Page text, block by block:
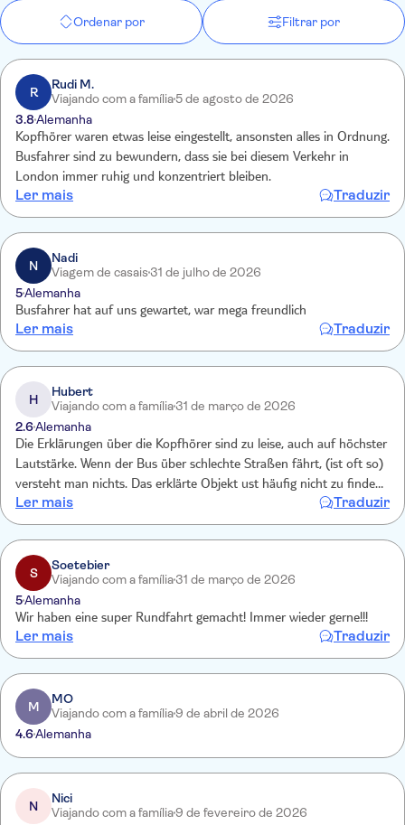
Ordenar por Filtrar por
R
Rudi M.
Viajando com a família5 de agosto de 2026
3.8Alemanha
Kopfhörer waren etwas leise eingestellt, ansonsten alles in Ordnung.
Busfahrer sind zu bewundern, dass sie bei diesem Verkehr in
London immer ruhig und konzentriert bleiben.
Ler mais Traduzir
N
Nadi
Viagem de casais31 de julho de 2026
5Alemanha
Busfahrer hat auf uns gewartet, war mega freundlich
Ler mais Traduzir
H
Hubert
Viajando com a família31 de março de 2026
2.6Alemanha
Die Erklärungen über die Kopfhörer sind zu leise, auch auf höchster
Lautstärke. Wenn der Bus über schlechte Straßen fährt, (ist oft so)
versteht man nichts. Das erklärte Objekt ust häufig nicht zu finden
auf die Schnelle. Inhaltlich war es teilweise langweilig, soweit
verständlich. Der Bus hält nicht an jedem Haltepunkt, nur wenn
"Stoo" gedrückt wird. Das war nicht klar. Die CitySightseeing App
zeigt nur bei vereinzelten Bussen die Position auf der Karte. Das isr
verwirrend.
Ler mais Traduzir
S
Soetebier
Viajando com a família31 de março de 2026
5Alemanha
Wir haben eine super Rundfahrt gemacht! Immer wieder gerne!!!
Ler mais Traduzir
M
MO
Viajando com a família9 de abril de 2026
4.6Alemanha
N
Nici
Viajando com a família9 de fevereiro de 2026